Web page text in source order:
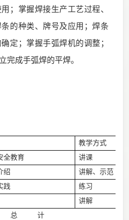
；掌握焊接生产工艺过程、
的种类、牌号及应用；焊条
定；掌握手弧焊机的调整；
完成手弧焊的平焊。
教学方式
全教育
讲课
绍
讲解、示范
践
练习
讲解
总 计